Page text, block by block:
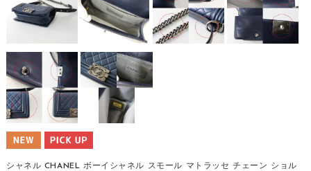
シャネル CHANEL ボーイシャネル スモール マトラッセ チェーン ショル